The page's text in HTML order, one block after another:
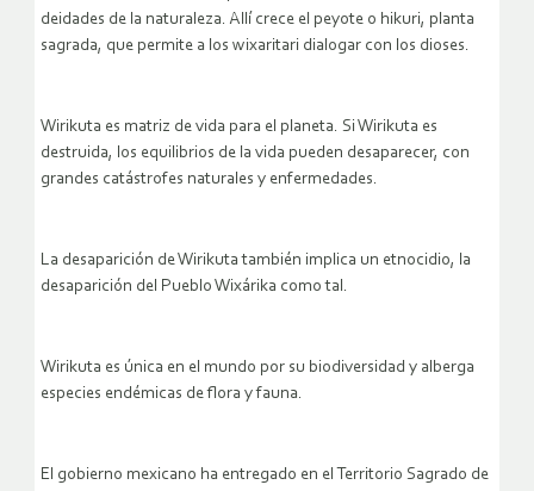
deidades de la naturaleza. Allí crece el peyote o hikuri, planta
sagrada, que permite a los wixaritari dialogar con los dioses.
Wirikuta es matriz de vida para el planeta. Si Wirikuta es
destruida, los equilibrios de la vida pueden desaparecer, con
grandes catástrofes naturales y enfermedades.
La desaparición de Wirikuta también implica un etnocidio, la
desaparición del Pueblo Wixárika como tal.
Wirikuta es única en el mundo por su biodiversidad y alberga
especies endémicas de flora y fauna.
El gobierno mexicano ha entregado en el Territorio Sagrado de